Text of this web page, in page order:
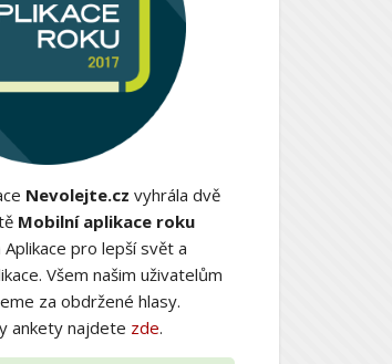
Nevolejte.cz vyhrála dvě
Mobilní aplikace roku
pro lepší svět a
Všem našim uživatelům
za obdržené hlasy.
ankety najdete zde.